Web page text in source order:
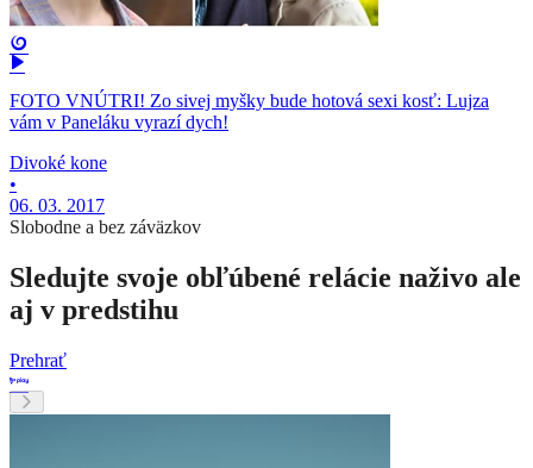
FOTO VNÚTRI! Zo sivej myšky bude hotová sexi kosť: Lujza
vám v Paneláku vyrazí dych!
Divoké kone
•
06. 03. 2017
Slobodne a bez záväzkov
Sledujte svoje obľúbené relácie naživo ale
aj v predstihu
Prehrať